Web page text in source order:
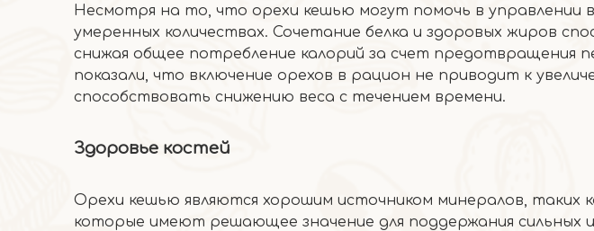
Несмотря на то, что орехи кешью могут помочь в управлении
умеренных количествах. Сочетание белка и здоровых жиров
снижая общее потребление калорий за счет предотвращения
показали, что включение орехов в рацион не приводит к
способствовать снижению веса с течением времени.
Здоровье костей
Орехи кешью являются хорошим источником минералов, таких
которые имеют решающее значение для поддержания сильных